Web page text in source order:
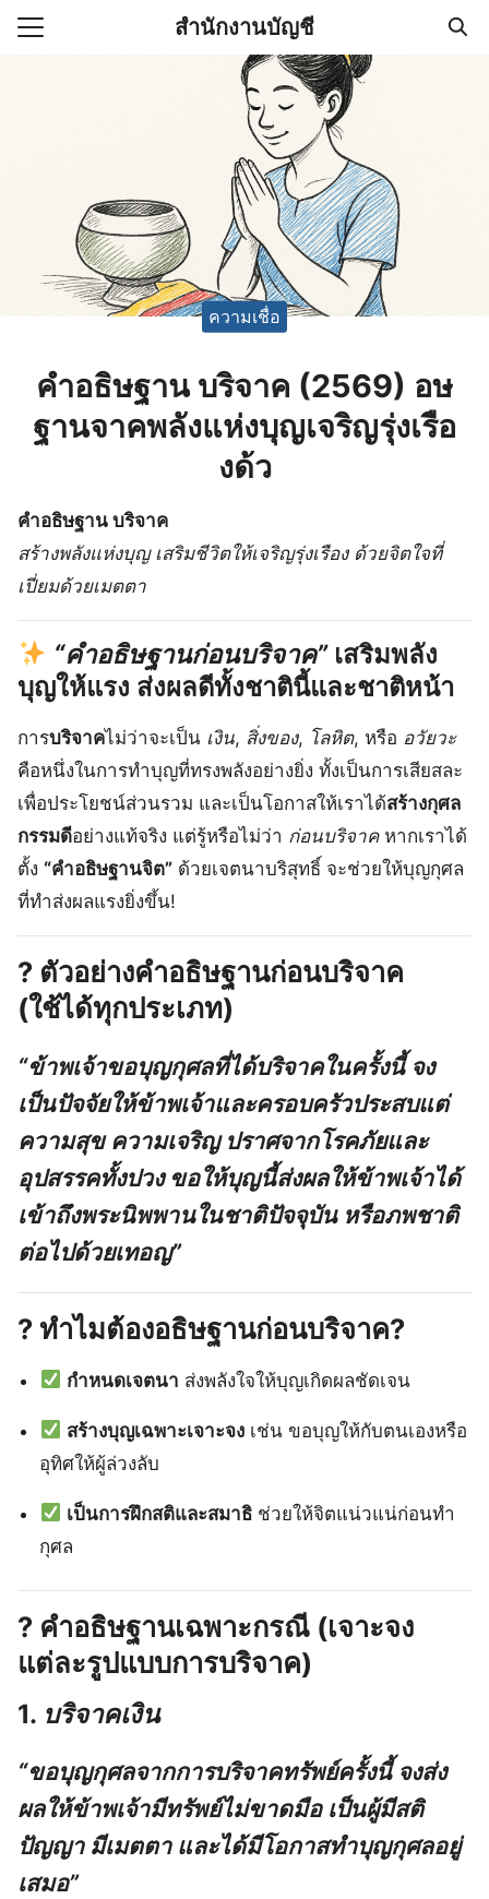
Skip
สำนักงานบัญชี
ช่วยสำคัญในการบริหาร
ความเชื่อ
คำอธิษฐาน บริจาค (2569) อษ
ฐานจาคพลังแห่งบุญเจริญรุ่งเรือ
งด้ว
คำอธิษฐาน บริจาค
สร้างพลังแห่งบุญ เสริมชีวิตให้เจริญรุ่งเรือง ด้วยจิตใจที่
เปี่ยมด้วยเมตตา
“คำอธิษฐานก่อนบริจาค”เสริมพลัง
บุญให้แรง ส่งผลดีทั้งชาตินี้และชาติหน้า
การบริจาคไม่ว่าจะเป็น เงิน, สิ่งของ, โลหิต, หรือ อวัยวะ
คือหนึ่งในการทำบุญที่ทรงพลังอย่างยิ่ง ทั้งเป็นการเสียสละ
เพื่อประโยชน์ส่วนรวม และเป็นโอกาสให้เราได้สร้างกุศล
กรรมดีอย่างแท้จริง แต่รู้หรือไม่ว่า ก่อนบริจาคหากเราได้
ตั้ง “คำอธิษฐานจิต” ด้วยเจตนาบริสุทธิ์ จะช่วยให้บุญกุศล
ที่ทำส่งผลแรงยิ่งขึ้น!
?️ ตัวอย่างคำอธิษฐานก่อนบริจาค
(ใช้ได้ทุกประเภท)
“ข้าพเจ้าขอบุญกุศลที่ได้บริจาคในครั้งนี้ จง
เป็นปัจจัยให้ข้าพเจ้าและครอบครัวประสบแต่
ความสุข ความเจริญ ปราศจากโรคภัยและ
อุปสรรคทั้งปวง ขอให้บุญนี้ส่งผลให้ข้าพเจ้าได้
เข้าถึงพระนิพพานในชาติปัจจุบัน หรือภพชาติ
ต่อไปด้วยเทอญ”
? ทำไมต้องอธิษฐานก่อนบริจาค?
กำหนดเจตนา ส่งพลังใจให้บุญเกิดผลชัดเจน
สร้างบุญเฉพาะเจาะจงเช่น ขอบุญให้กับตนเองหรือ
อุทิศให้ผู้ล่วงลับ
เป็นการฝึกสติและสมาธิช่วยให้จิตแน่วแน่ก่อนทำ
กุศล
? คำอธิษฐานเฉพาะกรณี (เจาะจง
แต่ละรูปแบบการบริจาค)
1. บริจาคเงิน
“ขอบุญกุศลจากการบริจาคทรัพย์ครั้งนี้ จงส่ง
ผลให้ข้าพเจ้ามีทรัพย์ไม่ขาดมือ เป็นผู้มีสติ
ปัญญา มีเมตตา และได้มีโอกาสทำบุญกุศลอยู่
เสมอ”